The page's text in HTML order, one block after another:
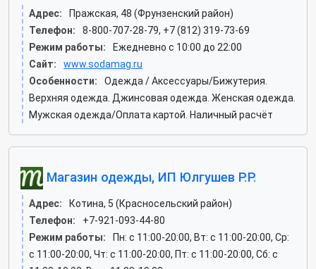
Адрес:
Пражская, 48 (Фрунзенский район)
Телефон:
8-800-707-28-79, +7 (812) 319-73-69
Режим работы:
Ежедневно с 10:00 до 22:00
Сайт:
www.sodamag.ru
Особенности:
Одежда / Аксессуары/Бижутерия.
Верхняя одежда. Джинсовая одежда. Женская одежда.
Мужская одежда/Оплата картой. Наличный расчёт
Магазин одежды, ИП Юлгушев Р.Р.
Адрес:
Котина, 5 (Красносельский район)
Телефон:
+7-921-093-44-80
Режим работы:
Пн: c 11:00-20:00, Вт: c 11:00-20:00, Ср:
c 11:00-20:00, Чт: c 11:00-20:00, Пт: c 11:00-20:00, Сб: c